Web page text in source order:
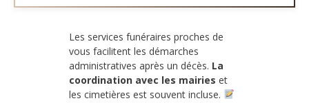
Les services funéraires proches de
vous facilitent les démarches
administratives après un décès. La
coordination avec les mairies et
les cimetières est souvent incluse.